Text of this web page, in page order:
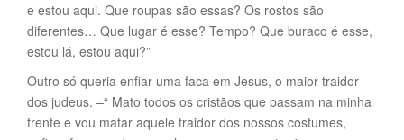
e estou aqui. Que roupas são essas? Os rostos são
diferentes… Que lugar é esse? Tempo? Que buraco é esse,
estou lá, estou aqui?”
Outro só queria enfiar uma faca em Jesus, o maior traidor
dos judeus. –“ Mato todos os cristãos que passam na minha
frente e vou matar aquele traidor dos nossos costumes,